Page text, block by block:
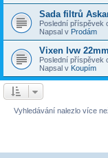
Sada filtrů
Poslední příspěvek
Napsal v Prodám
Vixen lvw 22mm
Poslední příspěvek
Napsal v Koupím
Vyhledávání nalezlo více